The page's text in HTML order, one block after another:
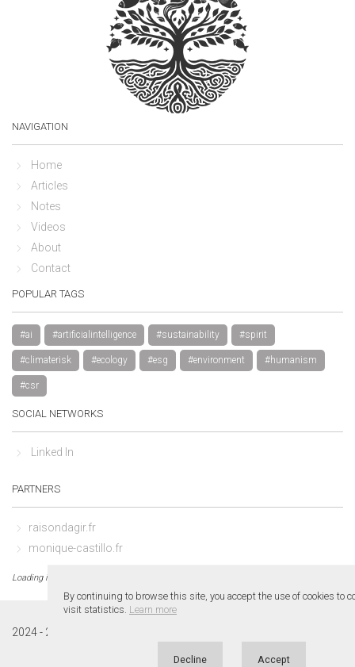
NAVIGATION
Home
Articles
Notes
Videos
About
Contact
POPULAR TAGS
#ai #artificialintelligence #sustainability #spirit
#climaterisk #ecology #esg #environment #humanism
#csr
SOCIAL NETWORKS
Linked In
PARTNERS
raisondagir.fr
monique-castillo.fr
Loading in 0.02 sec.
2024 - 2026 ©
Legal Notice • A creation of
By continuing to browse this site, you accept the use of cookies to
visit statistics. Learn more
Accept
Decline